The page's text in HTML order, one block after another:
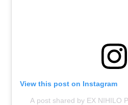
View this post on Instagram
A post shared by EX NIHILO